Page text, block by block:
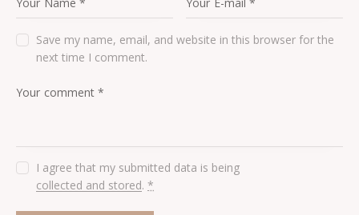
Save my name, email, and website in this browser for the
next time I comment.
I agree that my submitted data is being
collected and stored.*